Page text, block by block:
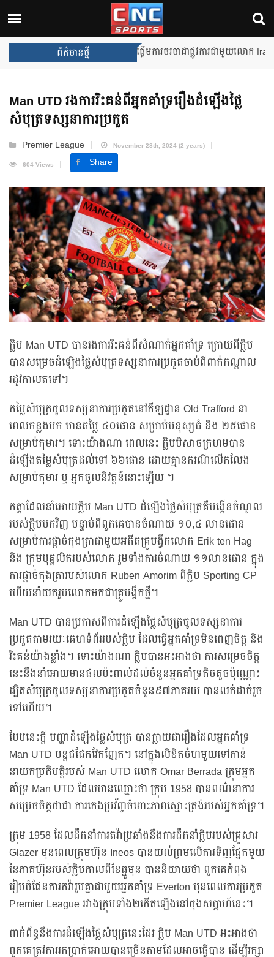
ព័ត៌មានថ្មី Unai Emery សន្យាថានឹងឈ្នះពាន
Man UTD រងការរិះគន់ពីអ្នកគាំទ្ររឿងដំឡើងថ្លៃ
សំបុត្រទស្សនាការប្រកួត
Premier League
November 28th, 2024 (2 years)
604 Views
Share
ក្លិប Man UTD បានរងការរិះគន់ពីសំណាក់អ្នកគាំទ្រ ក្រោយពីក្លិប
បានសម្រេចដំឡើងថ្លៃសំបុត្រទស្សនាការប្រកួតចាប់ពីពាក់កណ្តាល
រដូវកាលតទៅ។
តម្លៃសំបុត្រចូលទស្សនាការប្រកួតនៅកីឡដ្ឋាន Old Trafford នា
ពេលកន្លងមក មានតម្លៃ ៤០ផោន សម្រាប់មនុស្សធំ និង ២៥ផោន
សម្រាប់កុមារ។ ទោះយ៉ាងណា ពេលនេះ ក្លិបបិសាចក្រហមបាន
ដំឡើងតម្លៃសំបុត្រដល់ទៅ ៦៦ផោន ដោយគ្មានករណីលើកលែង
សម្រាប់កុមារ ឬ អ្នកចូលនិវត្តន៍នោះឡើយ ។
កត្តាដែលនាំអោយក្លិប Man UTD ដំឡើងថ្លៃសំបុត្រគឺបង្កើនចំណូល
របស់ក្លិបមកវិញ បន្ទាប់ពីពួកគេបានចំណាយ ១០,៤ លានផោន
សម្រាប់ការផ្តាច់កុងត្រាជាមួយអតីតគ្រូបង្វឹកលោក Erik ten Hag
និង ក្រុមបុគ្គលិករបស់លោក រួមទាំងការចំណាយ ១១លានផោន ក្នុង
ការផ្តាច់កុងត្រារបស់លោក Ruben Amorim ពីក្លិប Sporting CP
ហើយនាំយករូបលោកមកជាគ្រូបង្វឹកថ្មី។
Man UTD បានប្រកាសពីការដំឡើងថ្លៃសំបុត្រចូលទស្សនាការ
ប្រកួតតាមរយៈគេហទំព័ររបស់ក្លិប ដែលធ្វើអ្នកគាំទ្រមិនពេញចិត្ត និង
រិះគន់យ៉ាងខ្លាំង។ ទោះយ៉ាងណា ក្លិបបានអះអាងថា ការសម្រេចចិត្ត
នេះនឹងនាំអោយមានផលប៉ះពាល់ដល់ចំនួនអ្នកគាំទ្រតិចតួចប៉ុណ្ណោះ
ដ្បិតសំបុត្រចូលទស្សនាការប្រកួតចំនួន៩៧ភាគរយ បានលក់ដាច់រួច
ទៅហើយ។
បែបនេះក្តី បញ្ហាដំឡើងថ្លៃសំបុត្រ បានក្លាយជារឿងដែលអ្នកគាំទ្រ
Man UTD បន្តជជែកវែកញែក។ នៅក្នុងលិខិតចំហមួយទៅកាន់
នាយកប្រតិបត្តិរបស់ Man UTD លោក Omar Berrada ក្រុមអ្នក
គាំទ្រ Man UTD ដែលមានឈ្មោះថា ក្រុម 1958 បានពណ៌នាការ
សម្រេចចិត្តថាជា ការកេងប្រវ័ញ្ចចំពោះភាពស្មោះត្រង់របស់អ្នកគាំទ្រ។
ក្រុម 1958 ដែលដឹកនាំការតវ៉ាប្រឆាំងនឹងការដឹកនាំក្លិបរបស់គ្រួសារ
Glazer មុនពេលក្រុមហ៊ុន Ineos បានយល់ព្រមលើការទិញផ្នែកមួយ
នៃភាគហ៊ុនរបស់ក្លិបកាលពីខែធ្នូមុន បាននិយាយថា ពួកគេកំពុង
រៀបចំផែនការតវ៉ារួមគ្នាជាមួយអ្នកគាំទ្រ Everton មុនពេលការប្រកួត
Premier League រវាងក្រុមទាំង២កើតឡើងនៅចុងសប្តាហ៍នេះ។
ពាក់ព័ន្ធនឹងការដំឡើងថ្លៃសំបុត្រនេះដែរ ក្លិប Man UTD អះអាងថា
ពួកគេត្រូវការរកប្រាក់អោយបានច្រើនតាមដែលអាចធ្វើបាន ដើម្បីរក្សា